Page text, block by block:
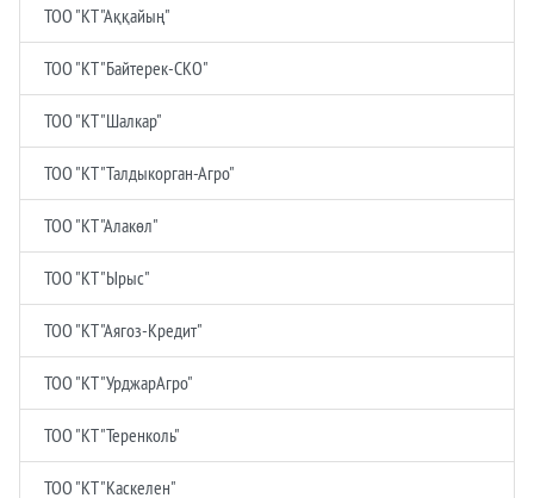
ТОО "КТ "Аққайың"
ТОО "КТ "Байтерек-СКО"
ТОО "КТ "Шалкар"
ТОО "КТ "Талдыкорган-Агро"
ТОО "КТ "Алакөл"
ТОО "КТ "Ырыс"
ТОО "КТ "Аягоз-Кредит"
ТОО "КТ "УрджарАгро"
ТОО "КТ "Теренколь"
ТОО "КТ "Каскелен"